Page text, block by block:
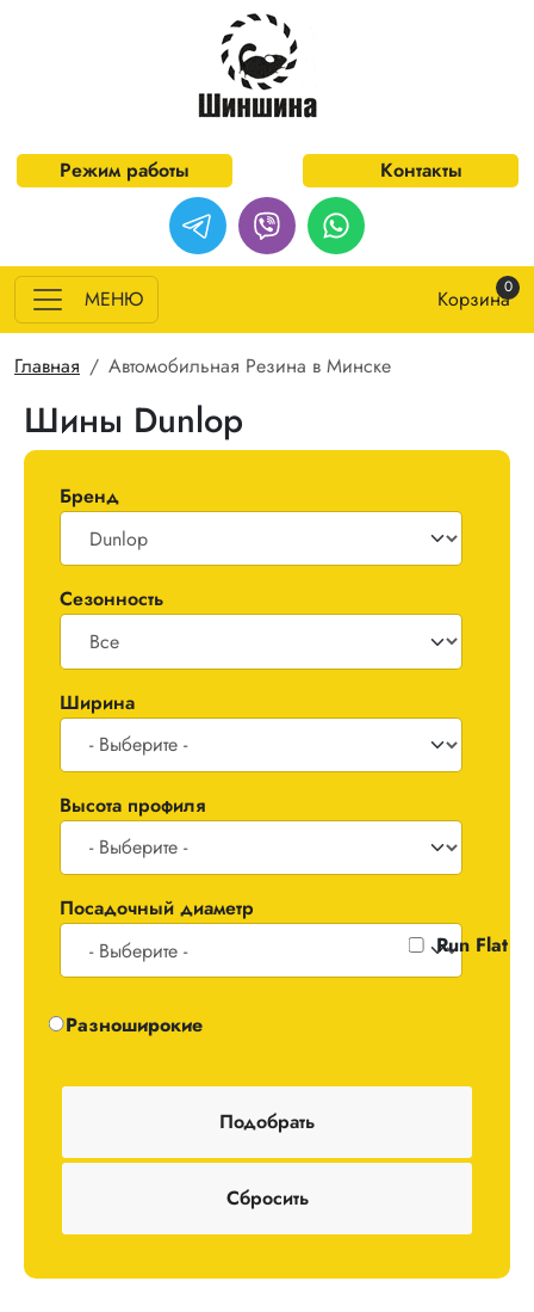
Перейти к основному содержанию
Режим работы Контакты
МЕНЮ Корзина0
Строка навигации
Главная Автомобильная Резина в Минске
Шины Dunlop
Бренд
Сезонность
Ширина
Высота профиля
Посадочный диаметр
Одноширокие / Разноширокие
Разноширокие
Run Flat